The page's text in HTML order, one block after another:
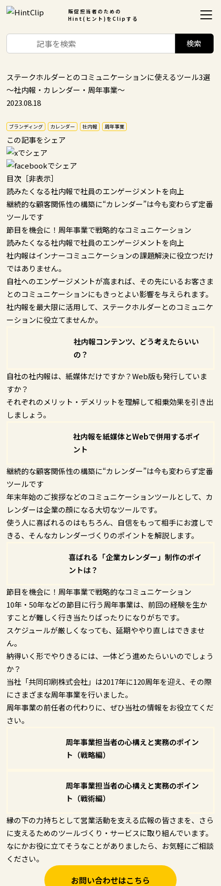
販促担当者のための
Hint(ヒント)をClipする
ステークホルダーとのコミュニケーションに使えるツール3選
～社内報・カレンダー・周年事業～
2023.08.18
ブランディング カレンダー 社内報 周年事業
この記事をシェア
目次 ［非表示］
読みたくなる社内報で社員のエンゲージメントを向上
継続的な顧客関係性の構築に“カレンダー”は今も変わらず定番
ツールです
節目を機会に！周年事業で戦略的なコミュニケーション
読みたくなる社内報で社員のエンゲージメントを向上
社内報はインナーコミュニケーションの課題解決に役立つだけ
ではありません。
自社へのエンゲージメントが高まれば、その先にいるお客さま
とのコミュニケーションにもきっとよい影響を与えられます。
社内報を最大限に活用して、ステークホルダーとのコミュニケ
ーションに役立てませんか。
社内報コンテンツ、どう考えたらいい
の？
自社の社内報は、紙媒体だけですか？Web版も発行していま
すか？
それぞれのメリット・デメリットを理解して相乗効果を引き出
しましょう。
社内報を紙媒体とWebで併用するポイ
ント
継続的な顧客関係性の構築に“カレンダー”は今も変わらず定番
ツールです
年末年始のご挨拶などのコミュニケーションツールとして、カ
レンダーは企業の顔になる大切なツールです。
使う人に喜ばれるのはもちろん、自信をもって相手にお渡しで
きる、そんなカレンダーづくりのポイントを解説します。
喜ばれる「企業カレンダー」制作のポイ
ントは？
節目を機会に！周年事業で戦略的なコミュニケーション
10年・50年などの節目に行う周年事業は、前回の経験を生か
すことが難しく行き当たりばったりになりがちです。
スケジュールが厳しくなっても、延期ややり直しはできませ
ん。
納得いく形でやりきるには、一体どう進めたらいいのでしょう
か？
当社「共同印刷株式会社」は2017年に120周年を迎え、その際
にさまざまな周年事業を行いました。
周年事業の前任者の代わりに、ぜひ当社の情報をお役立てくだ
さい。
周年事業担当者の心構えと実務のポイン
ト（戦略編）
周年事業担当者の心構えと実務のポイン
ト（戦術編）
縁の下の力持ちとして営業活動を支える広報の皆さまを、さら
に支えるためのツールづくり・サービスに取り組んでいます。
なにかお役に立てそうなことがありましたら、お気軽にご相談
ください。
お問い合わせはこちら